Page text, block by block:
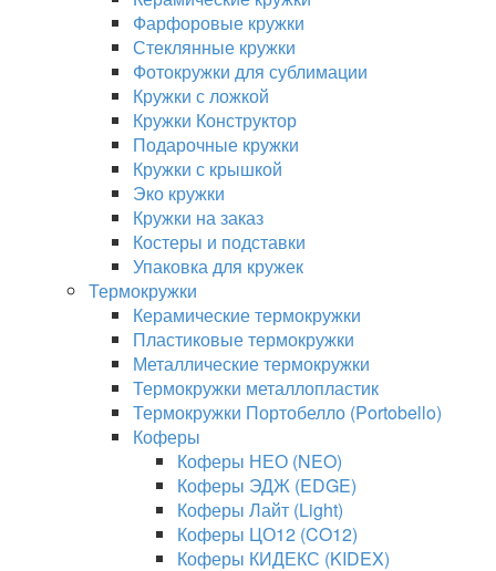
Фарфоровые кружки
Стеклянные кружки
Фотокружки для сублимации
Кружки с ложкой
Кружки Конструктор
Подарочные кружки
Кружки с крышкой
Эко кружки
Кружки на заказ
Костеры и подставки
Упаковка для кружек
Термокружки
Керамические термокружки
Пластиковые термокружки
Металлические термокружки
Термокружки металлопластик
Термокружки Портобелло (Portobello)
Коферы
Коферы НЕО (NEO)
Коферы ЭДЖ (EDGE)
Коферы Лайт (Light)
Коферы ЦО12 (CO12)
Коферы КИДЕКС (KIDEX)